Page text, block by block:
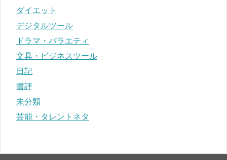
ダイエット
デジタルツール
ドラマ・バラエティ
文具・ビジネスツール
日記
書評
未分類
芸能・タレントネタ